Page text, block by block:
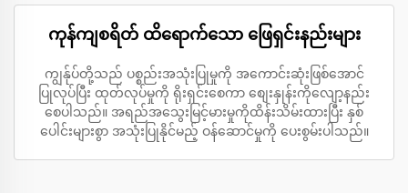
ကုန်ကျစရိတ် ထိရောက်သော ဖြေရှင်းနည်းများ
ကျွန်ုပ်တို့သည် ပစ္စည်းအသုံးပြုမှုကို အကောင်းဆုံးဖြစ်အောင်
ပြုလုပ်ပြီး ထုတ်လုပ်မှုကို ရိုးရှင်းစေကာ စျေးနှုန်းကိုလျော့နည်း
စေပါသည်။ အရည်အသွေးမြင့်မားမှုကိုထိန်းသိမ်းထားပြီး နှစ်
ပေါင်းများစွာ အသုံးပြုနိုင်မည့် ဝန်ဆောင်မှုကို ပေးစွမ်းပါသည်။